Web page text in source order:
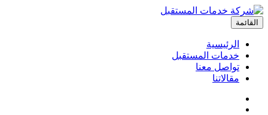
القائمة
الرئيسية
خدمات المستقبل
تواصل معنا
مقالاتنا